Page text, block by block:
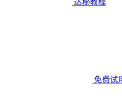
达秘教程
免费试